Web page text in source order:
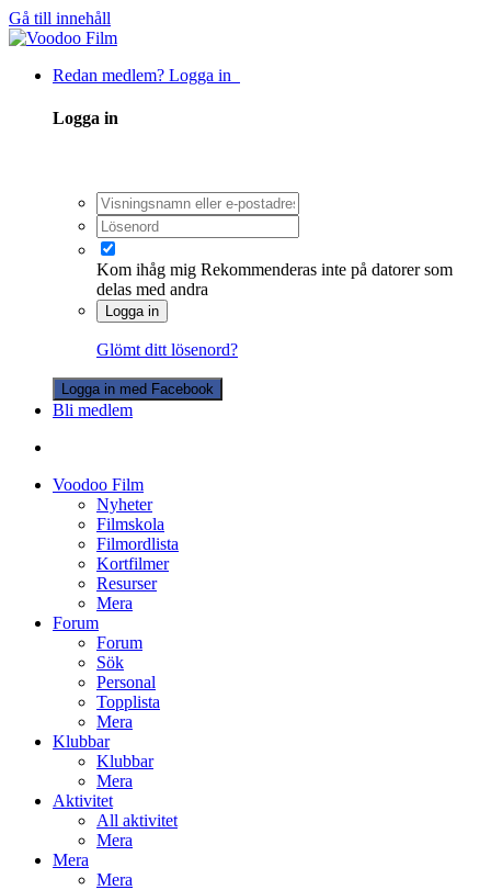
Gå till innehåll
Redan medlem? Logga in
Logga in
Kom ihåg mig Rekommenderas inte på datorer som
delas med andra
Logga in
Glömt ditt lösenord?
Logga in med Facebook
Bli medlem
Voodoo Film
Nyheter
Filmskola
Filmordlista
Kortfilmer
Resurser
Mera
Forum
Forum
Sök
Personal
Topplista
Mera
Klubbar
Klubbar
Mera
Aktivitet
All aktivitet
Mera
Mera
Mera